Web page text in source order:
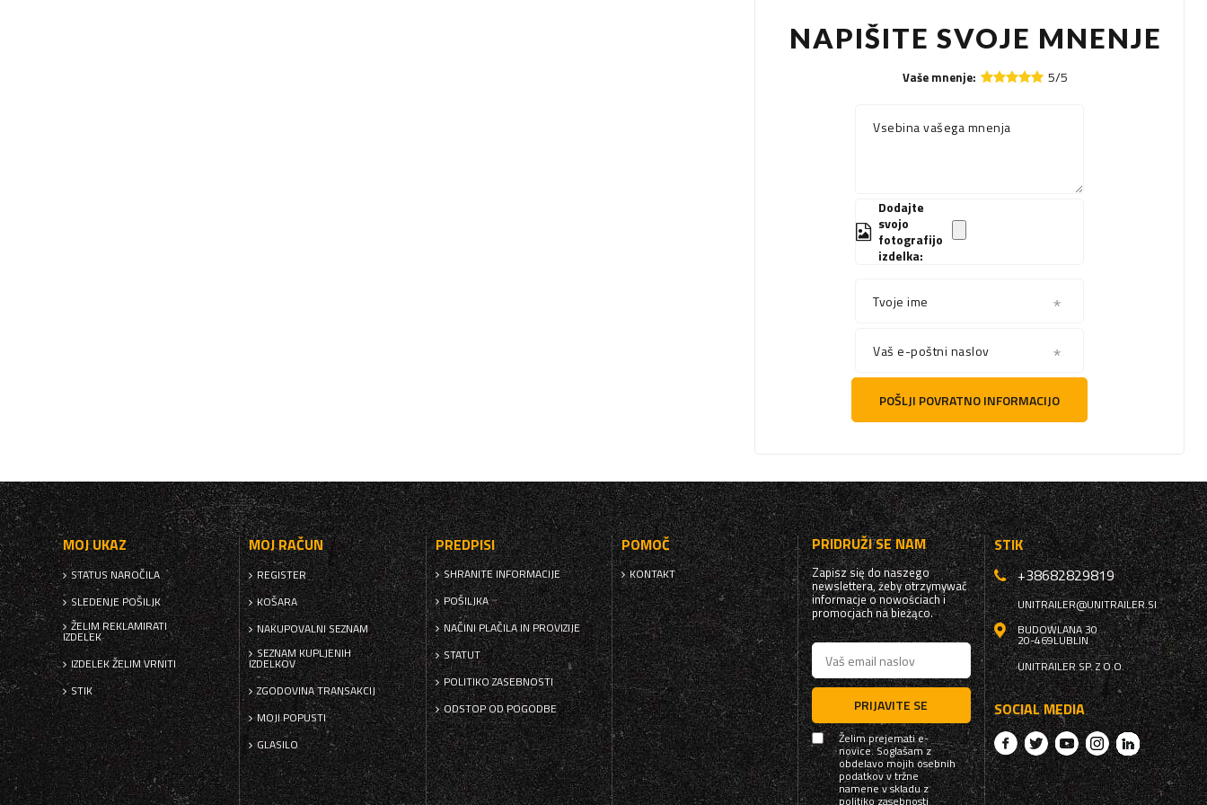
NAPIŠITE SVOJE MNENJE
Vaše mnenje: 5/5
Vsebina vašega mnenja
Dodajte
svojo
fotografijo
izdelka:
Tvoje ime
Vaš e-poštni naslov
POŠLJI POVRATNO INFORMACIJO
MOJ UKAZ
STATUS NAROČILA
SLEDENJE POŠILJK
ŽELIM REKLAMIRATI
IZDELEK
IZDELEK ŽELIM VRNITI
STIK
MOJ RAČUN
REGISTER
KOŠARA
NAKUPOVALNI SEZNAM
SEZNAM KUPLJENIH
IZDELKOV
ZGODOVINA TRANSAKCIJ
MOJI POPUSTI
GLASILO
PREDPISI
SHRANITE INFORMACIJE
POŠILJKA
NAČINI PLAČILA IN PROVIZIJE
STATUT
POLITIKO ZASEBNOSTI
ODSTOP OD POGODBE
POMOČ
KONTAKT
PRIDRUŽI SE NAM
Zapisz się do naszego
newslettera, żeby otrzymywać
informacje o nowościach i
promocjach na bieżąco.
PRIJAVITE SE
Želim prejemati e-
novice. Soglašam z
obdelavo mojih osebnih
podatkov v tržne
namene v skladu z
politiko zasebnosti
STIK
+38682829819
UNITRAILER@UNITRAILER.SI
BUDOWLANA 30
20-469LUBLIN
UNITRAILER SP. Z O.O.
SOCIAL MEDIA